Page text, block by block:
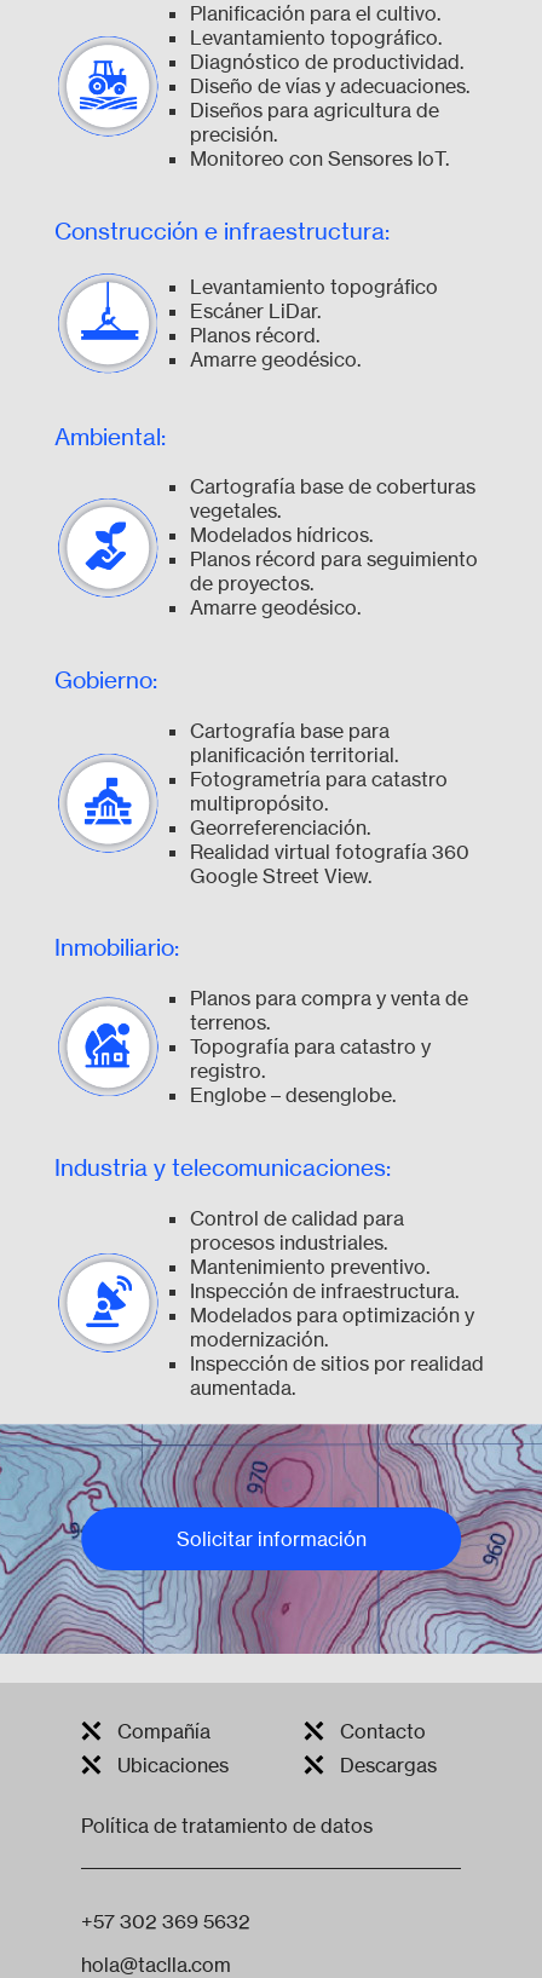
Planificación para el cultivo.
Levantamiento topográfico.
Diagnóstico de productividad.
Diseño de vías y adecuaciones.
Diseños para agricultura de
precisión.
Monitoreo con Sensores IoT.
Construcción e infraestructura:
Levantamiento topográfico
Escáner LiDar.
Planos récord.
Amarre geodésico.
Ambiental:
Cartografía base de coberturas
vegetales.
Modelados hídricos.
Planos récord para seguimiento
de proyectos.
Amarre geodésico.
Gobierno:
Cartografía base para
planificación territorial.
Fotogrametría para catastro
multipropósito.
Georreferenciación.
Realidad virtual fotografía 360
Google Street View.
Inmobiliario:
Planos para compra y venta de
terrenos.
Topografía para catastro y
registro.
Englobe – desenglobe.
Industria y telecomunicaciones:
Control de calidad para
procesos industriales.
Mantenimiento preventivo.
Inspección de infraestructura.
Modelados para optimización y
modernización.
Inspección de sitios por realidad
aumentada.
Solicitar información
Compañía
Ubicaciones
Contacto
Descargas
Política de tratamiento de datos
+57 302 369 5632
hola@taclla.com